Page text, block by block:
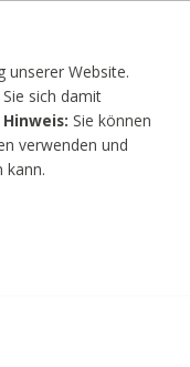
unserer Website.
sich damit
Hinweis: Sie können
verwenden und
kann.